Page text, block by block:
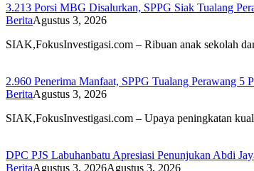
3.213 Porsi MBG Disalurkan, SPPG Siak Tualang
BeritaAgustus 3, 2026
SIAK,FokusInvestigasi.com – Ribuan anak sekolah
2.960 Penerima Manfaat, SPPG Tualang Perawang 5
BeritaAgustus 3, 2026
SIAK,FokusInvestigasi.com – Upaya peningkatan
DPC PJS Labuhanbatu Apresiasi Penunjukan Abdi
BeritaAgustus 3, 2026Agustus 3, 2026